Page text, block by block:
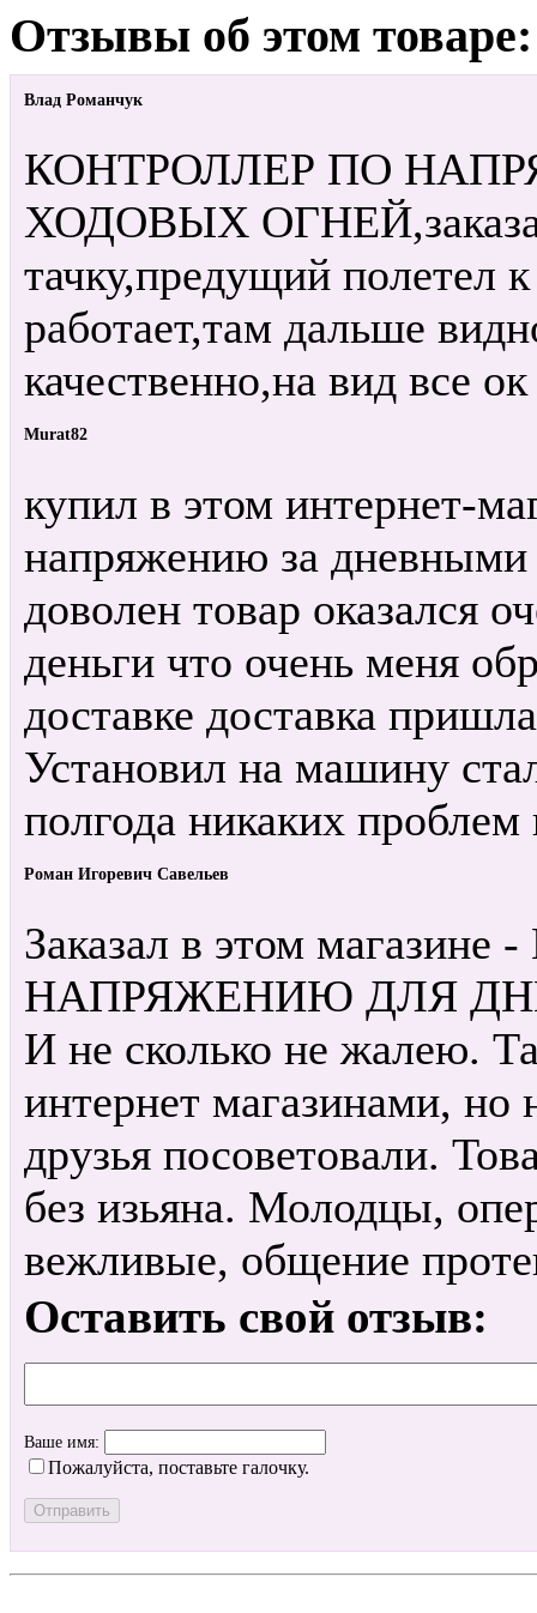
Отзывы об этом товаре:
Влад Романчук
КОНТРОЛЛЕР ПО
ХОДОВЫХ
тачку,предущий полетел
работает,там дальше
качественно,на вид все ок
Murat82
купил в этом интернет-
напряжению за
доволен товар оказался
деньги что очень меня
доставке доставка
Установил на машину
полгода никаких
Роман Игоревич Савельев
Заказал в этом
НАПРЯЖЕНИЮ ДЛЯ
И не сколько не жалею.
интернет магазинами, но
друзья посоветовали.
без изьяна. Молодцы,
вежливые, общение
Оставить свой отзыв:
Ваше имя:
Пожалуйста, поставьте галочку.